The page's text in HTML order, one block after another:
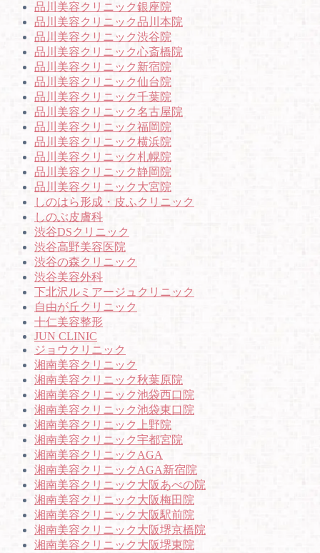
品川美容クリニック銀座院
品川美容クリニック品川本院
品川美容クリニック渋谷院
品川美容クリニック心斎橋院
品川美容クリニック新宿院
品川美容クリニック仙台院
品川美容クリニック千葉院
品川美容クリニック名古屋院
品川美容クリニック福岡院
品川美容クリニック横浜院
品川美容クリニック札幌院
品川美容クリニック静岡院
品川美容クリニック大宮院
しのはら形成・皮ふクリニック
しのぶ皮膚科
渋谷DSクリニック
渋谷高野美容医院
渋谷の森クリニック
渋谷美容外科
下北沢ルミアージュクリニック
自由が丘クリニック
十仁美容整形
JUN CLINIC
ジョウクリニック
湘南美容クリニック
湘南美容クリニック秋葉原院
湘南美容クリニック池袋西口院
湘南美容クリニック池袋東口院
湘南美容クリニック上野院
湘南美容クリニック宇都宮院
湘南美容クリニックAGA
湘南美容クリニックAGA新宿院
湘南美容クリニック大阪あべの院
湘南美容クリニック大阪梅田院
湘南美容クリニック大阪駅前院
湘南美容クリニック大阪堺京橋院
湘南美容クリニック大阪堺東院